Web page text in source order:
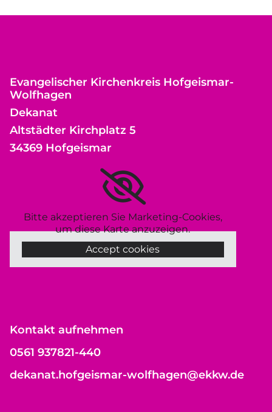
Evangelischer Kirchenkreis Hofgeismar-
Wolfhagen
Dekanat
Altstädter Kirchplatz 5
34369 Hofgeismar
Bitte akzeptieren Sie Marketing-Cookies,
um diese Karte anzuzeigen.
Accept cookies
Kontakt aufnehmen
0561 937821-440
dekanat.hofgeismar-wolfhagen@ekkw.de